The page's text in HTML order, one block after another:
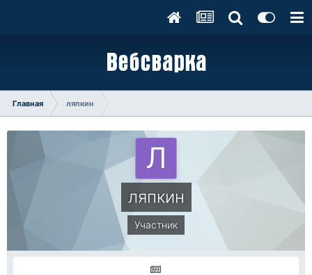
Главная ляпкин
ляпкин
Участник